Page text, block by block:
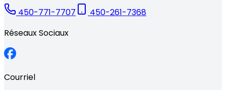
450-771-7707
450-261-7368
Réseaux Sociaux
Courriel